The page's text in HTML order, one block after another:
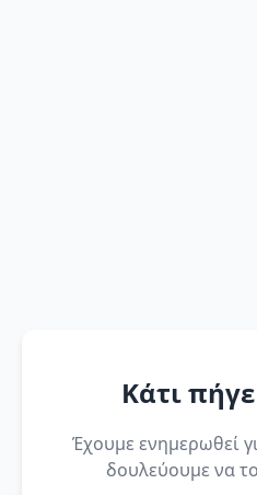
Κάτι
Έχουμε ενημερωθεί
δουλεύουμε να